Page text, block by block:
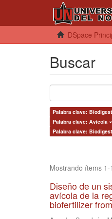
DSpace
Buscar
Palabra clave:
Palabra clave: Avícola ×
Palabra clave:
Mostrando ítems 1-
Diseño de un
avícola de la
biofertilizer